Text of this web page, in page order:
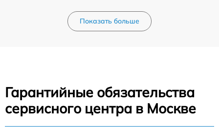
Показать больше
Гарантийные обязательства
сервисного центра в Москве